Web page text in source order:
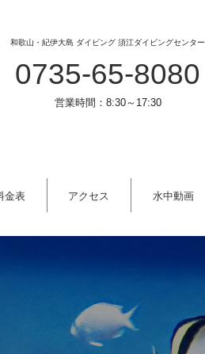
和歌山・紀伊大島 ダイビング 須江ダイビングセンター
0735-65-8080
営業時間：8:30～17:30
金表 アクセス 水中動画